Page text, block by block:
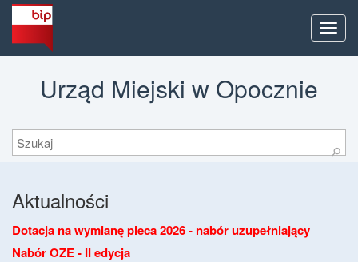
Menu
Urząd Miejski w Opocznie
Szukaj
⚲
Aktualności
Dotacja na wymianę pieca 2026 - nabór uzupełniający
Nabór OZE - II edycja